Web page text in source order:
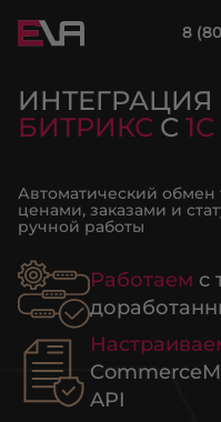
8
ИНТЕГРАЦИЯ
БИТРИКС С 1С
Автоматический обмен
ценами, заказами и
ручной работы
Работаем с
API